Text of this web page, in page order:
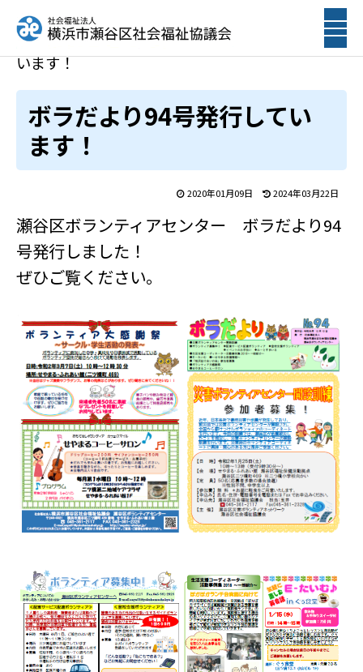
ホーム トピックス
ボラだより94号発行して
います！
ボラだより94号発行してい
ます！
2020年01月09日 2024年03月22日
瀬谷区ボランティアセンター ボラだより94
号発行しました！
ぜひご覧ください。